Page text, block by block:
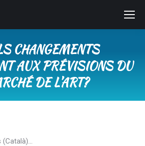
CHANGEMENTS
AUX PRÉVISIONS DU
DE L’ART?
(Català)…